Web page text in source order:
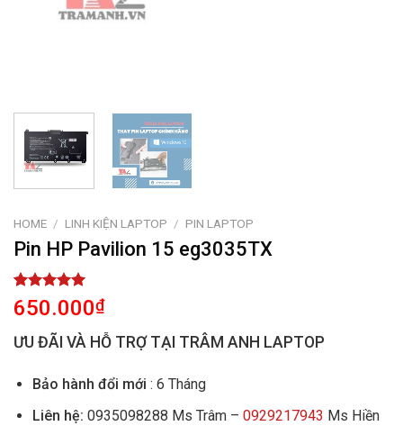
HOME / LINH KIỆN LAPTOP / PIN LAPTOP
Pin HP Pavilion 15 eg3035TX
Rated
5.00
out of 5
based on
1
customer
650.000₫
ƯU ĐÃI VÀ HỖ TRỢ TẠI TRÂM ANH LAPTOP
Bảo hành đổi mới : 6 Tháng
Liên hệ: 0935098288 Ms Trâm – 0929217943 Ms Hiền